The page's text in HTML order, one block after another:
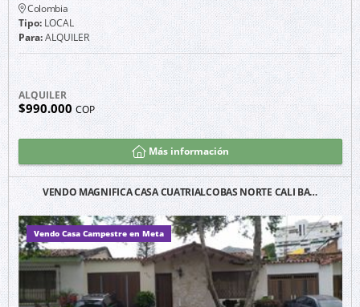
Colombia
Tipo:LOCAL
Para:ALQUILER
ALQUILER
$990.000COP
Más información
VENDO MAGNIFICA CASA CUATRIALCOBAS NORTE CALI BA…
Vendo Casa Campestre en Meta